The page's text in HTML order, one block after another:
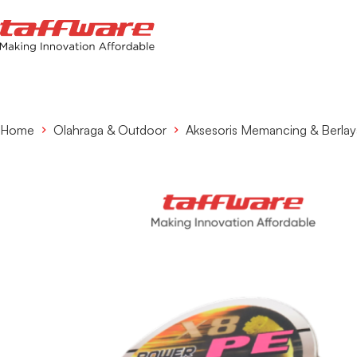
Home Olahraga & Outdoor Aksesoris Memancing &